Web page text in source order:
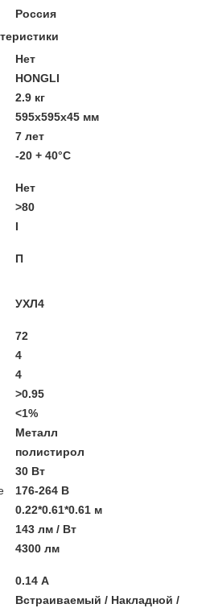
Россия
Нет
HONGLI
2.9 кг
595х595х45 мм
7 лет
-20 + 40°C
Нет
>80
I
П
УХЛ4
72
4
4
>0.95
<1%
Металл
полистирол
30 Вт
176-264 В
0.22*0.61*0.61 м
143 лм / Вт
4300 лм
0.14 А
Встраиваемый / Накладной /